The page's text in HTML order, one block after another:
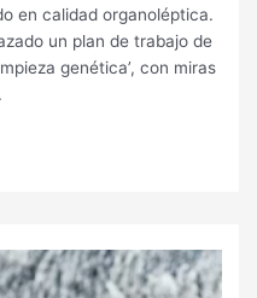
en calidad organoléptica.
un plan de trabajo de
genética’, con miras